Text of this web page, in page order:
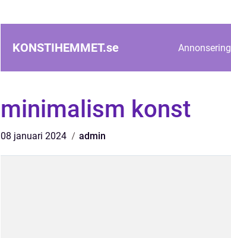
KONSTIHEMMET.se Annonsering
minimalism konst
08 januari 2024 admin